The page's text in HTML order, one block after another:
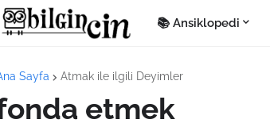
📚 Ansiklopedi
Sayfa Atmak ile ilgili Deyimler
etmek